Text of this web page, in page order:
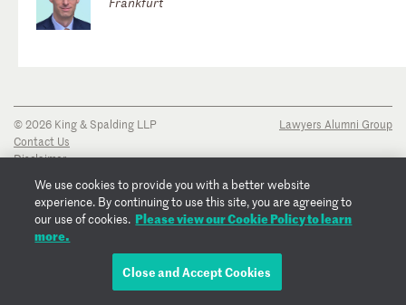
© 2026 King & Spalding LLP
Contact Us
Disclaimer
Transparency Disclosure
Cookie Policy
Copyright Notice
Regulatory Notices
Lawyers Alumni Group
We use cookies to provide you with a better website
experience. By continuing to use this site, you are agreeing to
our use of cookies. Please view our Cookie Policy to learn
more.
Close and Accept Cookies